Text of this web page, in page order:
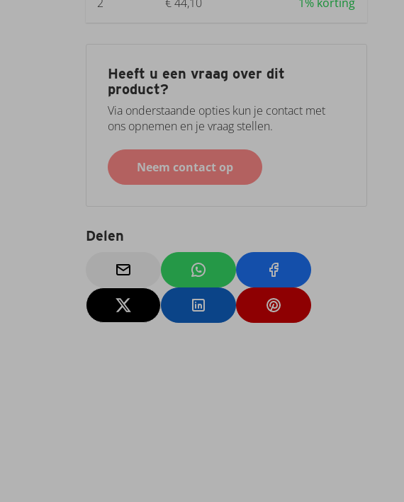
Heeft u een vraag over dit
product?
Via onderstaande opties kun je contact met
ons opnemen en je vraag stellen.
Neem contact op
Delen